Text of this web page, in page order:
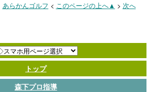
あらかんゴルフ < このページの上へ▲ > 次へ
トップ
森下プロ指導